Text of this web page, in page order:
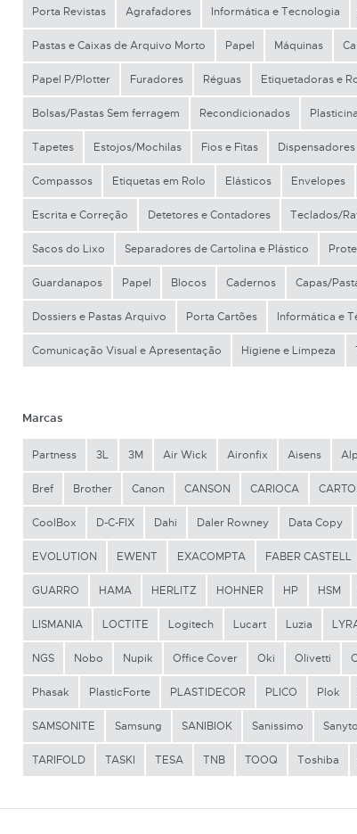
Porta Revistas Agrafadores Informática e Tecnologia
Pastas e Caixas de Arquivo Morto Papel Máquinas
Papel P/Plotter Furadores Réguas Etiquetadoras e
Bolsas/Pastas Sem ferragem Recondicionados
Tapetes Estojos/Mochilas Fios e Fitas Dispensadores
Compassos Etiquetas em Rolo Elásticos Envelopes
Escrita e Correção Detetores e Contadores Teclados/
Sacos do Lixo Separadores de Cartolina e Plástico
Guardanapos Papel Blocos Cadernos Capas/
Dossiers e Pastas Arquivo Porta Cartões Informática e
Comunicação Visual e Apresentação Higiene e Limpeza
Marcas
Partness 3L 3M Air Wick Aironfix Aisens
Bref Brother Canon CANSON CARIOCA
CoolBox D-C-FIX Dahi Daler Rowney Data Copy
EVOLUTION EWENT EXACOMPTA FABER CASTELL
GUARRO HAMA HERLITZ HOHNER HP HSM
LISMANIA LOCTITE Logitech Lucart Luzia
NGS Nobo Nupik Office Cover Oki Olivetti
Phasak PlasticForte PLASTIDECOR PLICO Plok
SAMSONITE Samsung SANIBIOK Sanissimo
TARIFOLD TASKI TESA TNB TOOQ Toshiba